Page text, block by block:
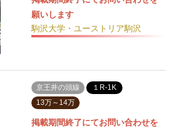
願いします
駒沢大学・ユーストリア駒沢
京王井の頭線
１R-1K
13万～14万
掲載期間終了にてお問い合わせを